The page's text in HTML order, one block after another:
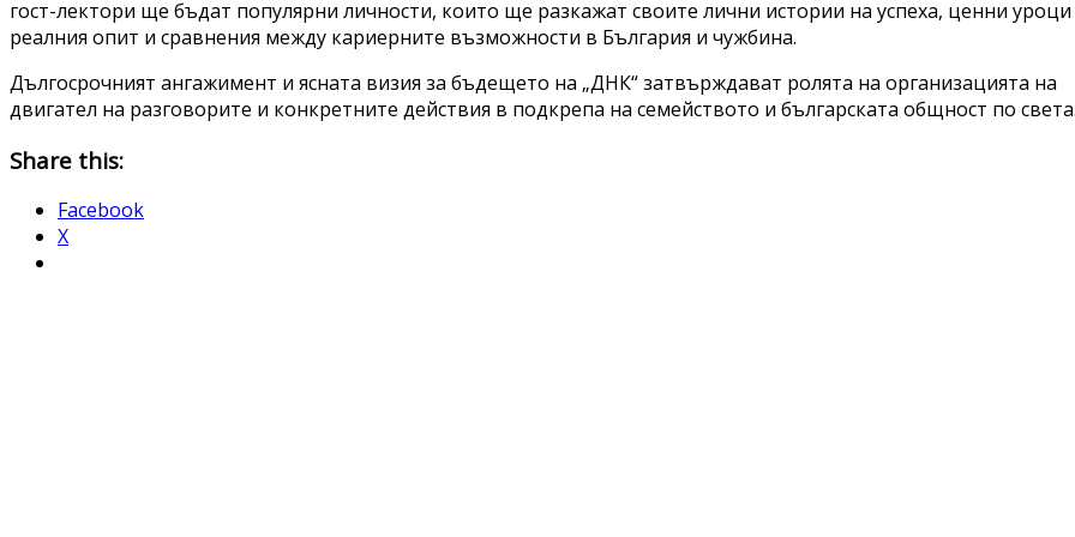
гост-лектори ще бъдат популярни личности, които ще разкажат своите лични истории на успеха, ценни
реалния опит и сравнения между кариерните възможности в България и чужбина.
Дългосрочният ангажимент и ясната визия за бъдещето на „ДНК“ затвърждават ролята на организацията на
двигател на разговорите и конкретните действия в подкрепа на семейството и българската общност по
Share this:
Facebook
X